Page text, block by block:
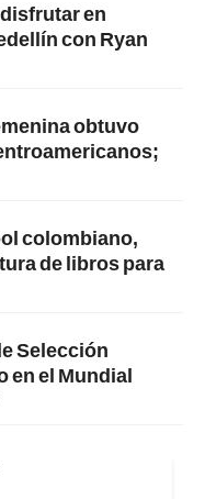
en
con Ryan
obtuvo
colombiano,
de libros para
Selección
en el Mundial